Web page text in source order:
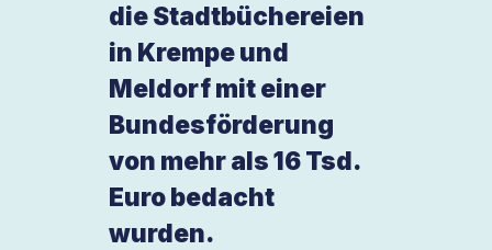
die Stadtbüchereien
in Krempe und
Meldorf mit einer
Bundesförderung
von mehr als 16 Tsd.
Euro bedacht
wurden.